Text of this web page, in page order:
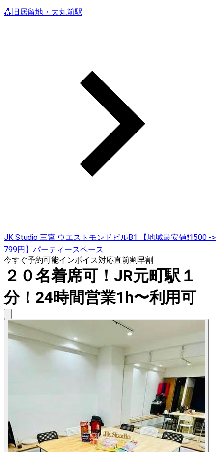
🎪旧居留地・大丸前駅
JK Studio 三宮 ウエストモンドビルB1 【地域最安値❗1500 ->
799円】パーティースペース
今すぐ予約可能インボイス対応直前割早割
２０名着席可！JR元町駅１
分！24時間営業1h〜利用可